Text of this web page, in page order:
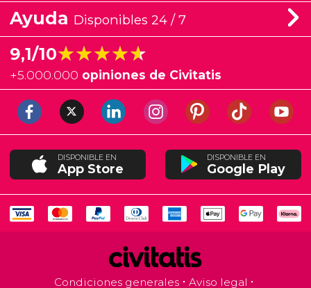
Ayuda Disponibles 24 / 7
9,1/10★★★★★
★★★★★
+5.000.000 opiniones de Civitatis
DISPONIBLE EN
App Store
DISPONIBLE EN
Google Play
Condiciones generales
Aviso legal